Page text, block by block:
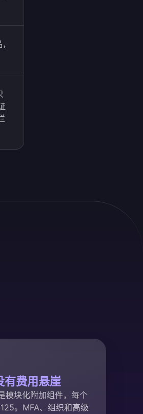
有费用悬崖
模块化附加组件，每个
。MFA、组织和高级